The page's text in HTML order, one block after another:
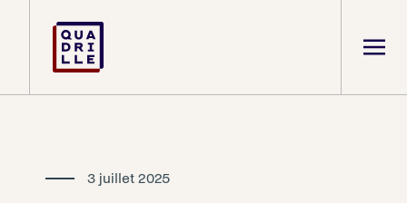
3 juillet 2025